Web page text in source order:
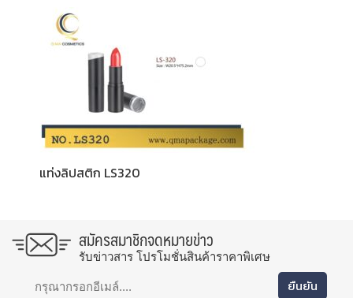
แท่งลิปสติก LS320
สมัครสมาชิกจดหมายข่าว
รับข่าวสาร โปรโมชั่นสินค้าราคาพิเศษ